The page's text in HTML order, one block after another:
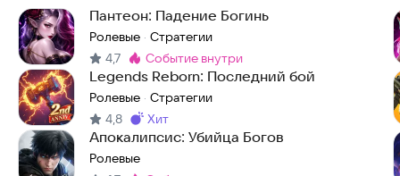
Пантеон: Падение Богинь
Ролевые · Стратегии
4,7 Метка:
событие внутри
Legends Reborn: Последний бой
Ролевые · Стратегии
4,8 Метка
хит
Апокалипсис: Убийца Богов
Ролевые